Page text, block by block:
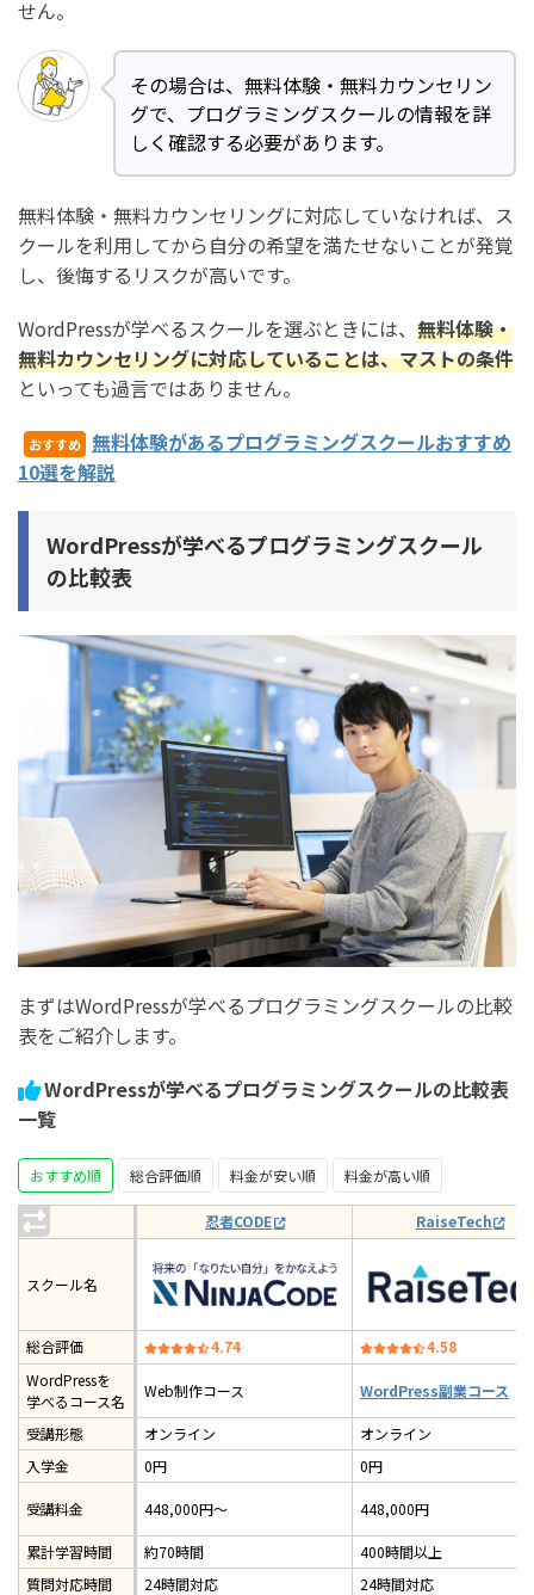
せん。
その場合は、無料体験・無料カウンセリン
グで、プログラミングスクールの情報を詳
しく確認する必要があります。
無料体験・無料カウンセリングに対応していなければ、ス
クールを利用してから自分の希望を満たせないことが発覚
し、後悔するリスクが高いです。
WordPressが学べるスクールを選ぶときには、 無料体験・
無料カウンセリングに対応していることは、マストの条件
といっても過言ではありません。
おすすめ 無料体験があるプログラミングスクールおすすめ
10選を解説
WordPressが学べるプログラミングスクール
の比較表
まずはWordPressが学べるプログラミングスクールの比較
表をご紹介します。
WordPressが学べるプログラミングスクールの比較表
一覧
おすすめ順 総合評価順 料金が安い順 料金が高い順
忍者CODE RaiseTech
スクール名
総合評価 4.74
4.58
WordPressを
学べるコース名
Web制作コース WordPress副業コース
受講形態 オンライン
オンライン
入学金
0円 0円
受講料金 448,000円～ 448,000円
累計学習時間 約70時間
400時間以上
質問対応時間
24時間対応
24時間対応